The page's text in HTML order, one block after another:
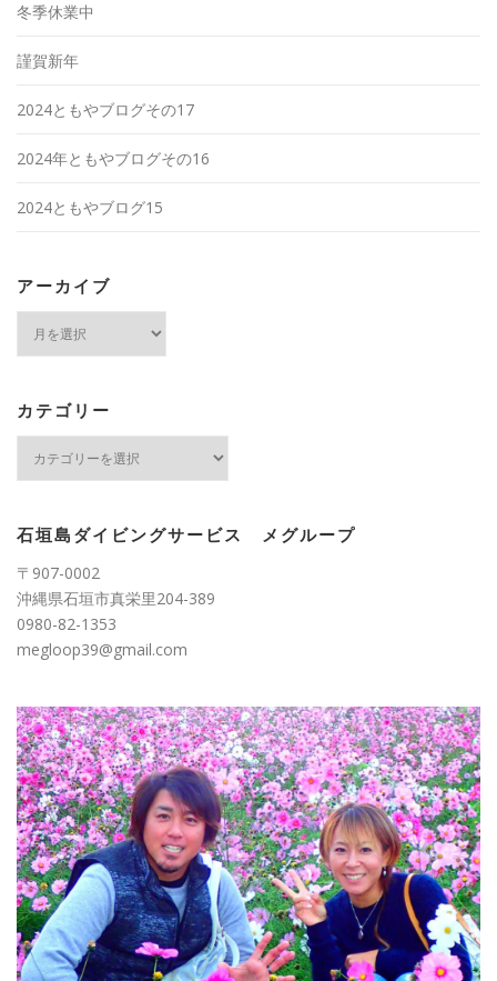
冬季休業中
謹賀新年
2024ともやブログその17
2024年ともやブログその16
2024ともやブログ15
アーカイブ
ブ
カテゴリー
ー
石垣島ダイビングサービス メグループ
〒907-0002
沖縄県石垣市真栄里204-389
0980-82-1353
megloop39@gmail.com